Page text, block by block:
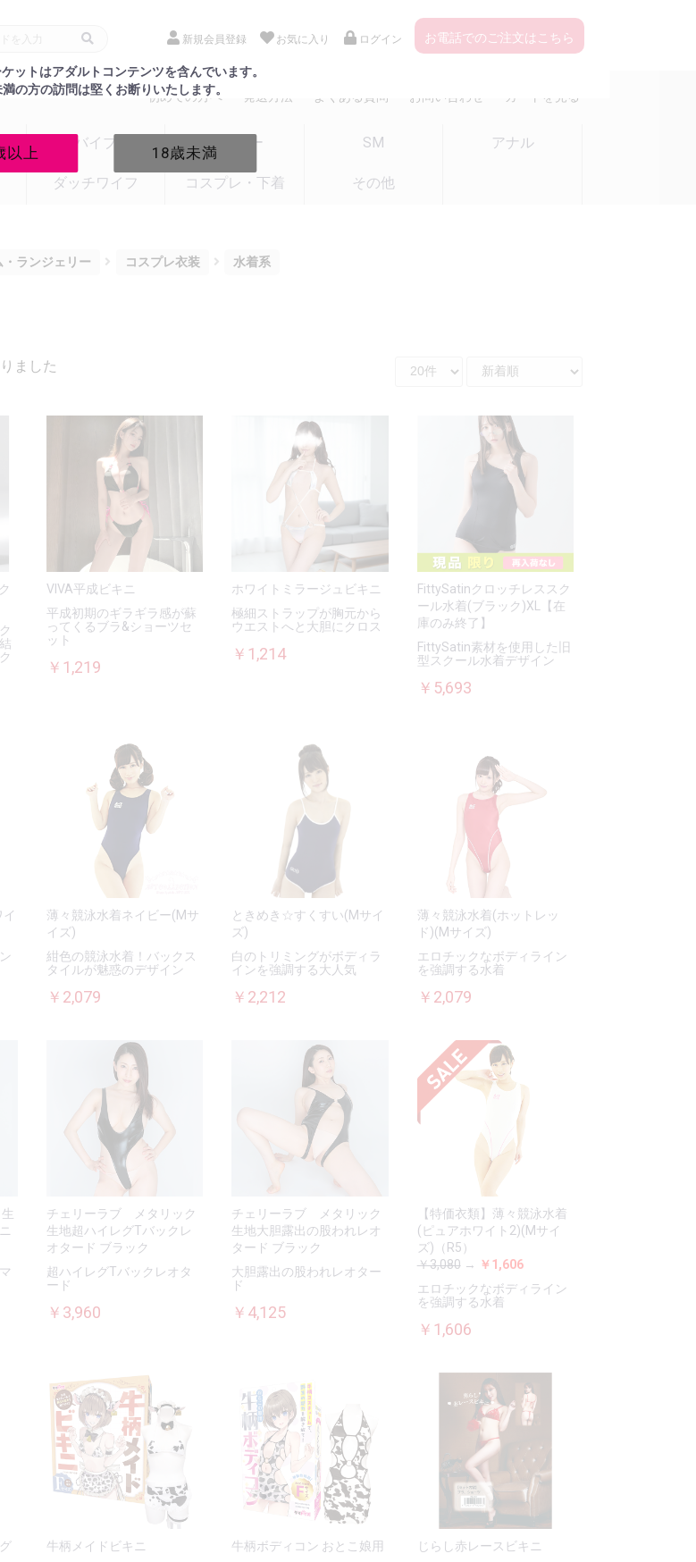
ットはアダルトコンテンツを含んでいます。
の方の訪問は堅くお断りいたします。
以上 18歳未満
新規会員登録 お気に入り ログイン お電話でのご注文はこちら
初めての方へ 発送方法 よくある質問 お問い合わせ カートを見る
バイブ ローター SM アナル
ダッチワイフ コスプレ・下着 その他
・ランジェリー コスプレ衣装 水着系
ました
VIVA平成ビキニ
平成初期のギラギラ感が蘇
ってくるブラ&ショーツセ
ット
￥1,219
ホワイトミラージュビキニ
極細ストラップが胸元から
ウエストへと大胆にクロス
￥1,214
FittySatinクロッチレススク
ール水着(ブラック)XL【在
庫のみ終了】
FittySatin素材を使用した旧
型スクール水着デザイン
￥5,693
薄々競泳水着ネイビー(Mサ
イズ)
紺色の競泳水着！バックス
タイルが魅惑のデザイン
￥2,079
ときめき☆すくすい(Mサイ
ズ)
白のトリミングがボディラ
インを強調する大人気
￥2,212
薄々競泳水着(ホットレッ
ド)(Mサイズ)
エロチックなボディライン
を強調する水着
￥2,079
チェリーラブ メタリック
生地超ハイレグTバックレ
オタード ブラック
超ハイレグTバックレオタ
ード
￥3,960
チェリーラブ メタリック
生地大胆露出の股われレオ
タード ブラック
大胆露出の股われレオター
ド
￥4,125
【特価衣類】薄々競泳水着
(ピュアホワイト2)(Mサイ
ズ)（R5）
￥3,080→ ￥1,606
エロチックなボディライン
を強調する水着
￥1,606
牛柄メイドビキニ
牛柄ボディコン おとこ娘用
じらし赤レースビキニ